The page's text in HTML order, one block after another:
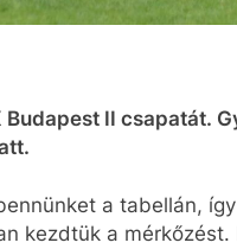
II csapatát.
a tabellán,
kezdtük a mérkőzést.